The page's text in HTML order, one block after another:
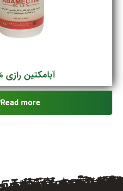
آبامکتین رازی EC 1.8%
Read more